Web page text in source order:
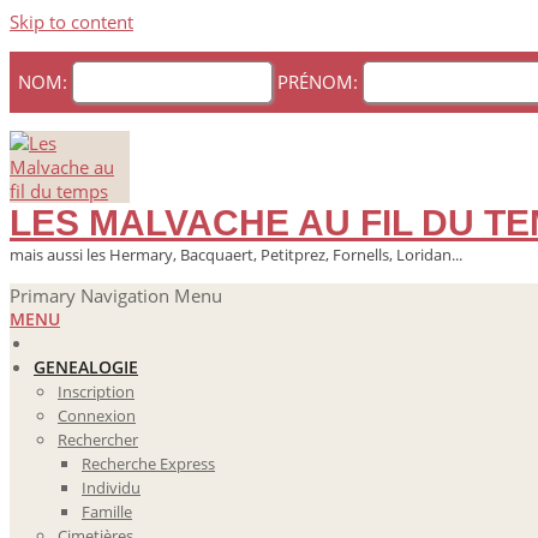
Skip to content
NOM: PRÉNOM:
LES MALVACHE AU FIL DU
mais aussi les Hermary, Bacquaert, Petitprez, Fornells, Loridan...
Primary Navigation Menu
MENU
GENEALOGIE
Inscription
Connexion
Rechercher
Recherche Express
Individu
Famille